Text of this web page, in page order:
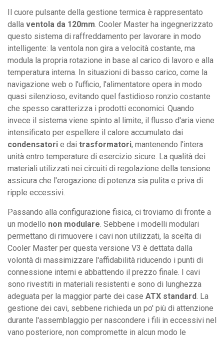
Il cuore pulsante della gestione termica è rappresentato
dalla ventola da 120mm . Cooler Master ha ingegnerizzato
questo sistema di raffreddamento per lavorare in modo
intelligente: la ventola non gira a velocità costante, ma
modula la propria rotazione in base al carico di lavoro e alla
temperatura interna. In situazioni di basso carico, come la
navigazione web o l'ufficio, l'alimentatore opera in modo
quasi silenzioso, evitando quel fastidioso ronzio costante
che spesso caratterizza i prodotti economici. Quando
invece il sistema viene spinto al limite, il flusso d'aria viene
intensificato per espellere il calore accumulato dai
condensatori e dai trasformatori, mantenendo l'intera
unità entro temperature di esercizio sicure. La qualità dei
materiali utilizzati nei circuiti di regolazione della tensione
assicura che l'erogazione di potenza sia pulita e priva di
ripple eccessivi.
Passando alla configurazione fisica, ci troviamo di fronte a
un modello non modulare . Sebbene i modelli modulari
permettano di rimuovere i cavi non utilizzati, la scelta di
Cooler Master per questa versione V3 è dettata dalla
volontà di massimizzare l'affidabilità riducendo i punti di
connessione interni e abbattendo il prezzo finale. I cavi
sono rivestiti in materiali resistenti e sono di lunghezza
adeguata per la maggior parte dei case ATX standard . La
gestione dei cavi, sebbene richieda un po' più di attenzione
durante l'assemblaggio per nascondere i fili in eccessivi nel
vano posteriore, non compromette in alcun modo le